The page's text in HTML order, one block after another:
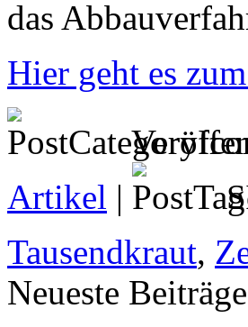
das
Hier geht es
Artikel |
Tausendkraut,
Neueste Beiträge